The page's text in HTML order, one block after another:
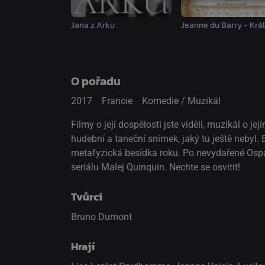
Jana z Arku Jeanne du Barry -
O pořadu
2017 Francie Komedie / Muzikál
Filmy o její dospělosti jste viděli, muzikál o
hudební a taneční snímek, jaký tu ještě nebyl.
metafyzická besídka roku. Po nevydařené
seriálu Malej Quinquin. Nechte se osvítit!
Tvůrci
Bruno Dumont
Hrají